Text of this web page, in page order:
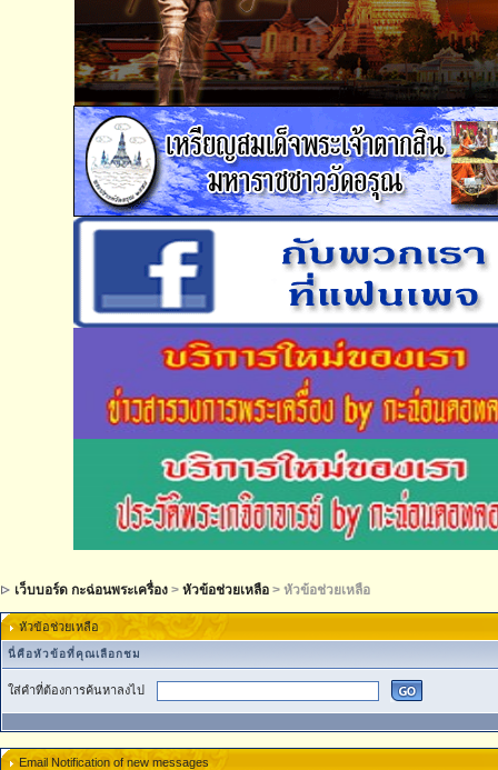
เว็บบอร์ด กะฉ่อนพระเครื่อง > หัวข้อช่วยเหลือ > หัวข้อช่วยเหลือ
หัวข้อช่วยเหลือ
นี่คือหัวข้อที่คุณเลือกชม
ใส่คำที่ต้องการค้นหาลงไป
Email Notification of new messages